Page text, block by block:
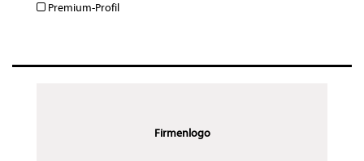
Premium-Profil
Firmenlogo